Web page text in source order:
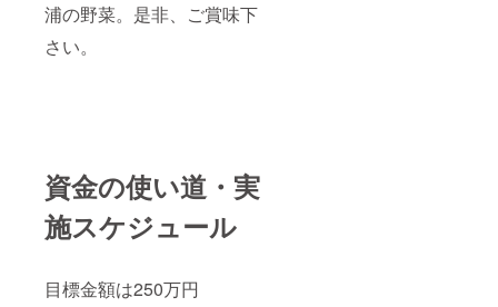
浦の野菜。是非、ご賞味下
さい。
資金の使い道・実
施スケジュール
目標金額は250万円